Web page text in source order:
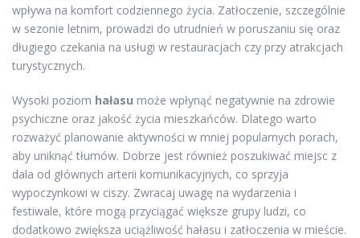
wpływa na komfort codziennego życia. Zatłoczenie, szczególnie
w sezonie letnim, prowadzi do utrudnień w poruszaniu się oraz
długiego czekania na usługi w restauracjach czy przy atrakcjach
turystycznych.
Wysoki poziom hałasu może wpłynąć negatywnie na zdrowie
psychiczne oraz jakość życia mieszkańców. Dlatego warto
rozważyć planowanie aktywności w mniej popularnych porach,
aby uniknąć tłumów. Dobrze jest również poszukiwać miejsc z
dala od głównych arterii komunikacyjnych, co sprzyja
wypoczynkowi w ciszy. Zwracaj uwagę na wydarzenia i
festiwale, które mogą przyciągać większe grupy ludzi, co
dodatkowo zwiększa uciążliwość hałasu i zatłoczenia w mieście.